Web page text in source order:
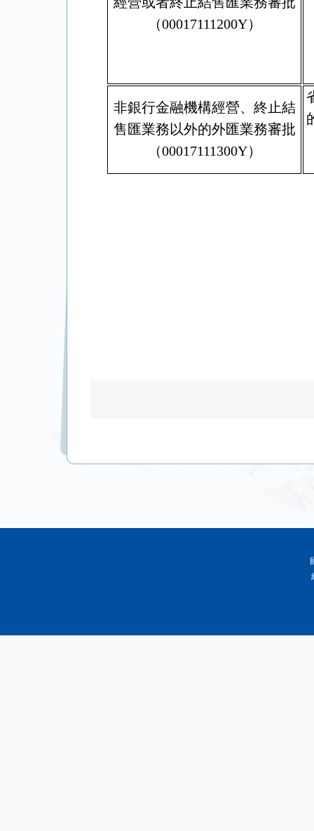
（00017111200Y）
非銀行金融機構經營、終止結
售匯業務以外的外匯業務審批
（00017111300Y）